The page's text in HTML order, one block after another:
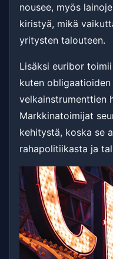
nousee, myös
kiristyä, mikä
yritysten talouteen.
Lisäksi euribor
kuten obligaatioiden
velkainstrumenttien
Markkinatoimijat
kehitystä, koska se
rahapolitiikasta ja